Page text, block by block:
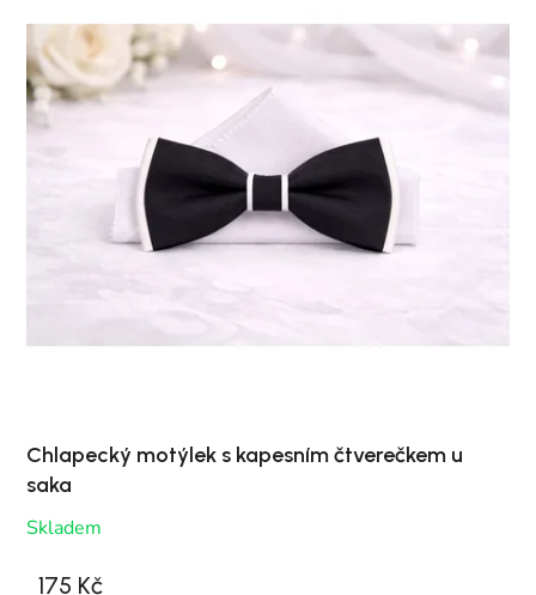
Chlapecký motýlek s kapesním čtverečkem u
saka
Skladem
175 Kč